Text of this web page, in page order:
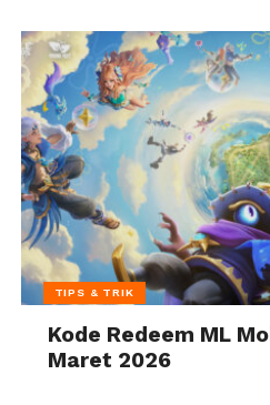
TIPS & TRIK
Kode Redeem ML
Maret 2026